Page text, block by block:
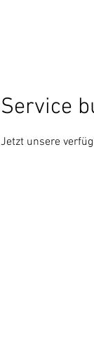
Service
Jetzt unsere